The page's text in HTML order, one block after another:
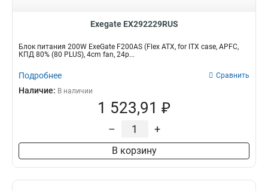
Exegate EX292229RUS
Блок питания 200W ExeGate F200AS (Flex ATX, for ITX case, APFC,
КПД 80% (80 PLUS), 4cm fan, 24p...
Подробнее Сравнить
Наличие: В наличии
1 523,91 ₽
– +
В корзину